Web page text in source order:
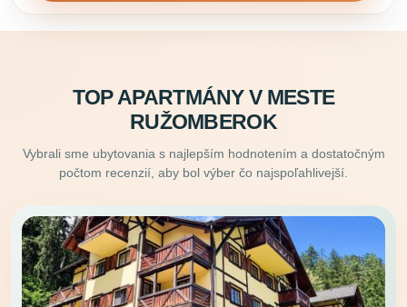
TOP APARTMÁNY V MESTE
RUŽOMBEROK
Vybrali sme ubytovania s najlepším hodnotením a dostatočným
počtom recenzií, aby bol výber čo najspoľahlivejší.